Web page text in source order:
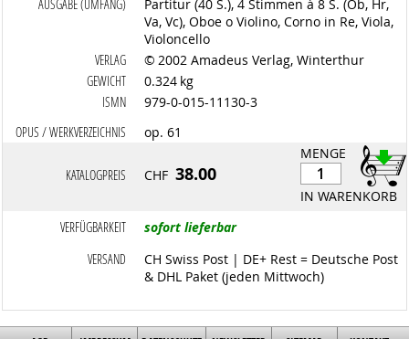
AUSGABE (UMFANG)
Partitur (40 S.), 4 Stimmen à 8 S. (Ob, Hr,
Va, Vc), Oboe o Violino, Corno in Re, Viola,
Violoncello
VERLAG
© 2002 Amadeus Verlag, Winterthur
GEWICHT
0.324 kg
ISMN
979-0-015-11130-3
OPUS / WERKVERZEICHNIS
op. 61
MENGE
IN WARENKORB
KATALOGPREIS CHF38.00
VERFÜGBARKEIT
sofort lieferbar
VERSAND
CH Swiss Post | DE+ Rest = Deutsche Post
& DHL Paket (jeden Mittwoch)